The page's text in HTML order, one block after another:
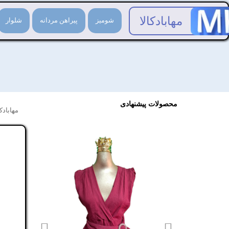
مهابادکالا شومیز پیراهن مردانه شلوار
محصولات پیشنهادی